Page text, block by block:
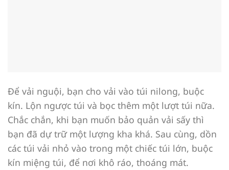
Để vải nguội, bạn cho vải vào túi nilong, buộc
kín. Lộn ngược túi và bọc thêm một lượt túi nữa.
Chắc chắn, khi bạn muốn bảo quản vải sấy thì
bạn đã dự trữ một lượng kha khá. Sau cùng, dồn
các túi vải nhỏ vào trong một chiếc túi lớn, buộc
kín miệng túi, để nơi khô ráo, thoáng mát.